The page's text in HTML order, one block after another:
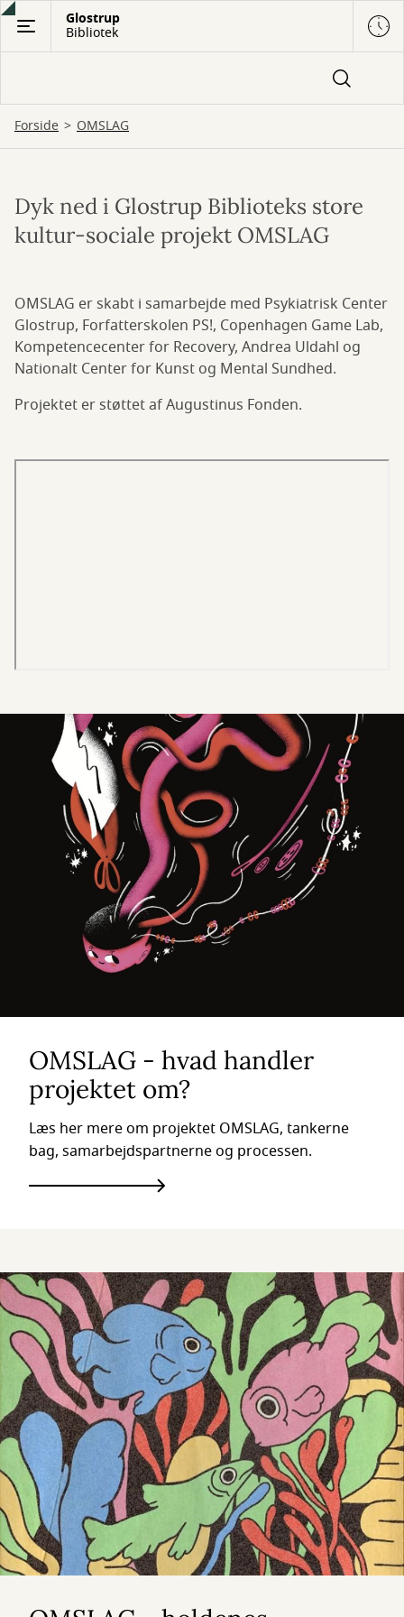
Gå
hovedindhold
Glostrup
Bibliotek
Forside OMSLAG
OMSLAG
Dyk ned i Glostrup Biblioteks store
kultur-sociale projekt OMSLAG
OMSLAG er skabt i samarbejde med Psykiatrisk Center
Glostrup, Forfatterskolen PS!, Copenhagen Game Lab,
Kompetencecenter for Recovery, Andrea Uldahl og
Nationalt Center for Kunst og Mental Sundhed.
Projektet er støttet af Augustinus Fonden.
OMSLAG - hvad handler
projektet om?
Læs her mere om projektet OMSLAG, tankerne
bag, samarbejdspartnerne og processen.